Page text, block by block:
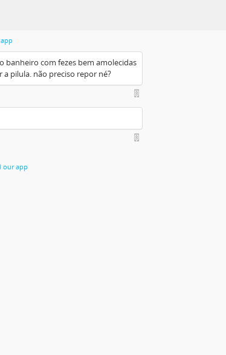
banheiro com fezes bem amolecidas
pilula. não preciso repor né?
our app